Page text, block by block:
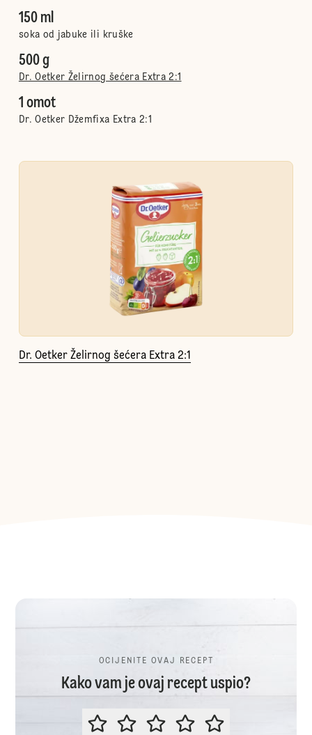
150 ml
soka od jabuke ili kruške
500 g
Dr. Oetker Želirnog šećera Extra 2:1
1 omot
Dr. Oetker Džemfixa Extra 2:1
Dr. Oetker Želirnog šećera Extra 2:1
OCIJENITE OVAJ RECEPT
Kako vam je ovaj recept uspio?
OCIJENITE OVAJ RECEPT